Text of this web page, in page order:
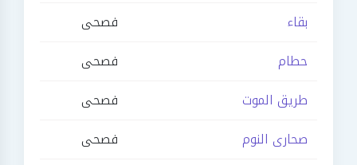
بقاء
فصحى
حطام
فصحى
طريق الموت
فصحى
صحارى النوم
فصحى